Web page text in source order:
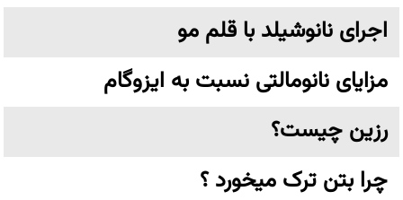
اجرای نانوشیلد با قلم مو
مزایای نانومالتی نسبت به ایزوگام
رزین چیست؟
چرا بتن ترک میخورد ؟